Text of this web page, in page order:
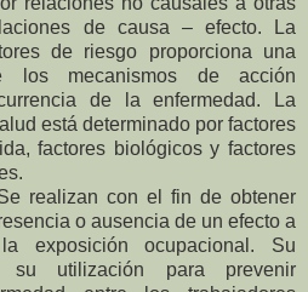
de causa – efecto. La
de riesgo proporciona una
los mecanismos de acción
de la enfermedad. La
está determinado por factores
factores biológicos y factores
realizan con el fin de obtener
o ausencia de un efecto a
exposición ocupacional. Su
su utilización para prevenir